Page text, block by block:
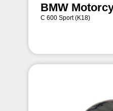
BMW
C 600 Sport (K18)